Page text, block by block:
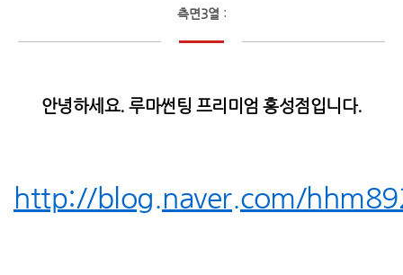
측면3열 :
안녕하세요. 루마썬팅 프리미엄 홍성점입니다.
http://blog.naver.com/